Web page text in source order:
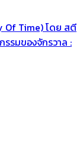
Of Time) โดย สตี
รมของจักรวาล :